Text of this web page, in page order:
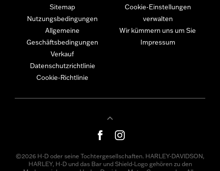
Sitemap
Nutzungsbedingungen
Allgemeine
Geschäftsbedingungen
Verkauf
Datenschutzrichtlinie
Cookie-Richtlinie
Cookie-Einstellungen
verwalten
Wir kümmern uns um Sie
Impressum
©2026 H-D oder seine Tochtergesellschaften. HARLEY-DAVIDSON,
HARLEY, H-D und das Bar und Shield-Logo gehören zu den